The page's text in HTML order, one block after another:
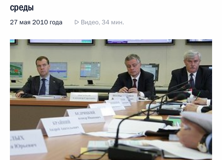
среды
27 мая 2010 года Видео, 34 мин.